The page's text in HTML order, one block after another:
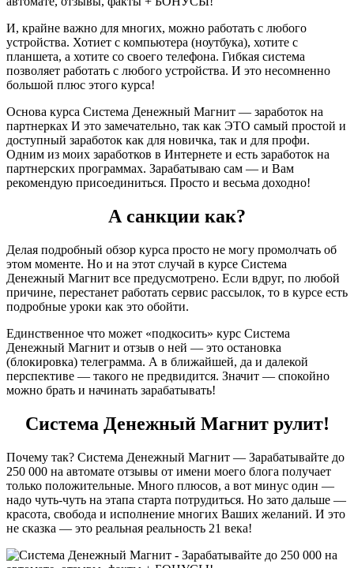
И, крайне важно для многих, можно работать с любого
устройства. Хотиет с компьютера (ноутбука), хотите с
планшета, а хотите со своего телефона. Гибкая система
позволяет работать с любого устройства. И это несомненно
большой плюс этого курса!
Основа курса Система Денежный Магнит — заработок на
партнерках И это замечательно, так как ЭТО самый простой и
доступный заработок как для новичка, так и для профи.
Одним из моих заработков в Интернете и есть заработок на
партнерских программах. Зарабатываю сам — и Вам
рекомендую присоединиться. Просто и весьма доходно!
А санкции как?
Делая подробный обзор курса просто не могу промолчать об
этом моменте. Но и на этот случай в курсе Система
Денежный Магнит все предусмотрено. Если вдруг, по любой
причине, перестанет работать сервис рассылок, то в курсе есть
подробные уроки как это обойти.
Единственное что может «подкосить» курс Система
Денежный Магнит и отзыв о ней — это остановка
(блокировка) телеграмма. А в ближайшей, да и далекой
перспективе — такого не предвидится. Значит — спокойно
можно брать и начинать зарабатывать!
Система Денежный Магнит рулит!
Почему так? Система Денежный Магнит — Зарабатывайте до
250 000 на автомате отзывы от имени моего блога получает
только положительные. Много плюсов, а вот минус один —
надо чуть-чуть на этапа старта потрудиться. Но зато дальше —
красота, свобода и исполнение многих Ваших желаний. И это
не сказка — это реальная реальность 21 века!